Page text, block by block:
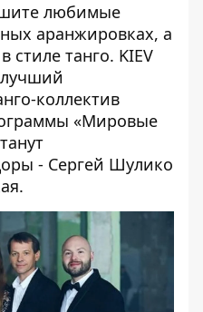
любимые
аранжировках, а
танго. KIEV
лучший
коллектив
«Мировые
- Сергей Шулико